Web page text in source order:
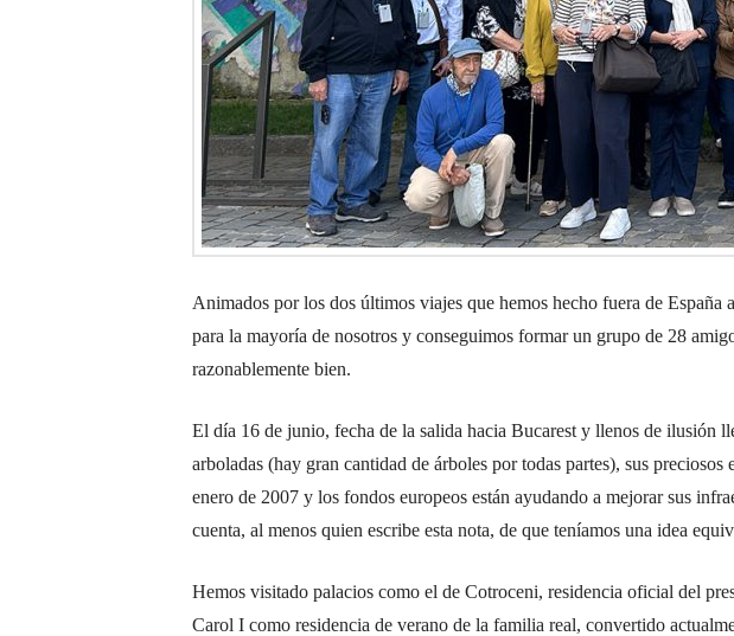
Animados por los dos últimos viajes que hemos hecho fuera de
para la mayoría de nosotros y conseguimos formar un grupo de 28
razonablemente bien.
El día 16 de junio, fecha de la salida hacia Bucarest y llenos de ilusión
arboladas (hay gran cantidad de árboles por todas partes), sus
enero de 2007 y los fondos europeos están ayudando a mejorar sus
cuenta, al menos quien escribe esta nota, de que teníamos una idea
Hemos visitado palacios como el de Cotroceni, residencia oficial del
Carol I como residencia de verano de la familia real, convertido